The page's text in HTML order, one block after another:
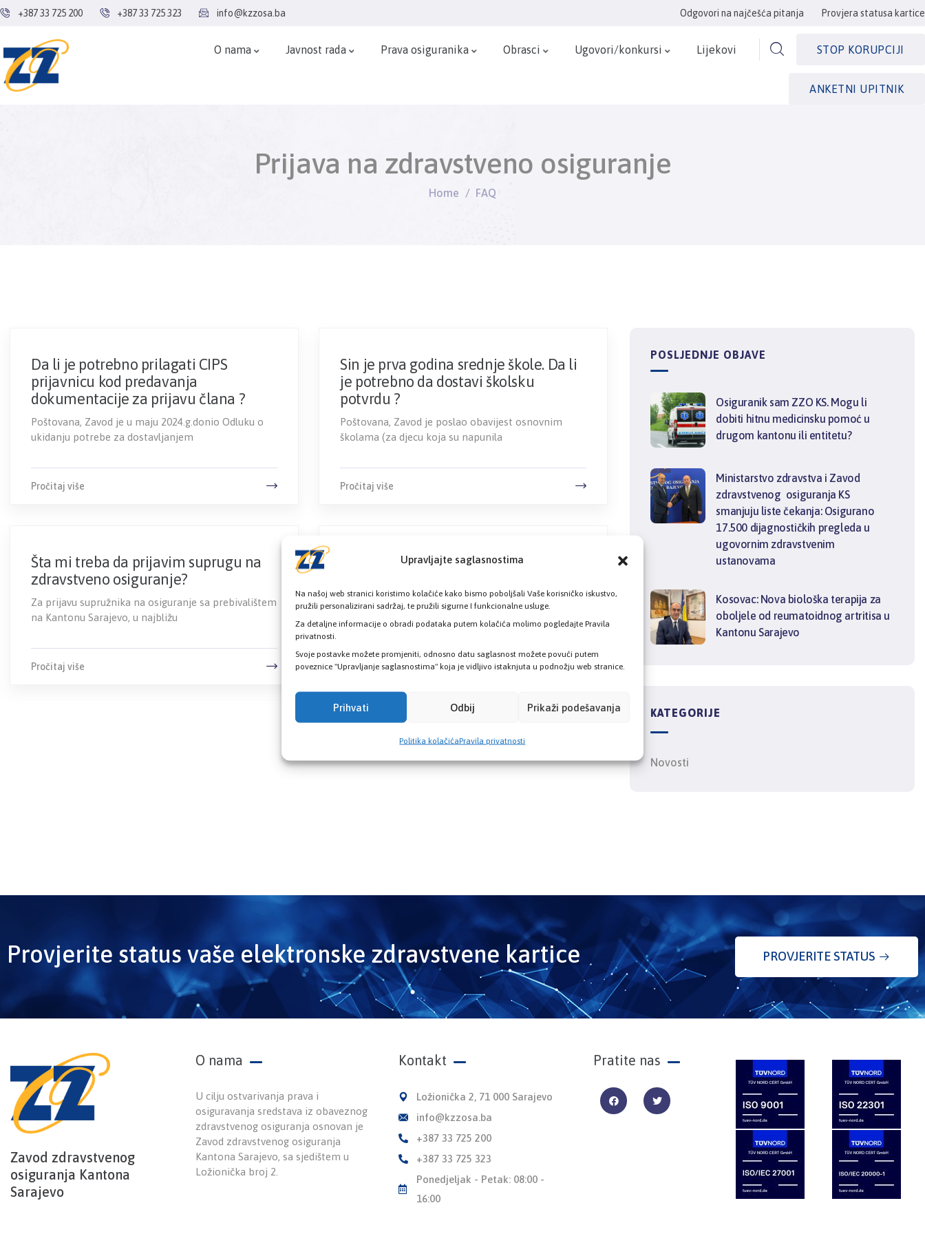
Upravljajte saglasnostima
Na našoj web stranici koristimo kolačiće kako bismo poboljšali Vaše korisničko iskustvo,
pružili personalizirani sadržaj, te pružili sigurne I funkcionalne usluge.
Za detaljne informacije o obradi podataka putem kolačića molimo pogledajte Pravila
privatnosti.
Svoje postavke možete promjeniti, odnosno datu saglasnost možete povući putem
poveznice "Upravljanje saglasnostima" koja je vidljivo istaknjuta u podnožju web stranice.
Prihvati Odbij Prikaži podešavanja
Politika kolačićaPravila privatnosti
+387 33 725 200 +387 33 725 323 info@kzzosa.ba Odgovori na najčešća pitanja Provjera statusa kartice
O nama Javnost rada Prava osiguranika Obrasci Ugovori/konkursi Lijekovi STOP KORUPCIJI
ANKETNI UPITNIK
Prijava na zdravstveno osiguranje
Home FAQ
Da li je potrebno prilagati CIPS
prijavnicu kod predavanja
dokumentacije za prijavu člana ?
Poštovana, Zavod je u maju 2024.g.donio Odluku o
ukidanju potrebe za dostavljanjem
Pročitaj više
Sin je prva godina srednje škole. Da li
je potrebno da dostavi školsku
potvrdu ?
Poštovana, Zavod je poslao obavijest osnovnim
školama (za djecu koja su napunila
Pročitaj više
Šta mi treba da prijavim suprugu na
zdravstveno osiguranje?
Za prijavu supružnika na osiguranje sa prebivalištem
na Kantonu Sarajevo, u najbližu
Pročitaj više
Zanima me koja je procedura prijave
osiguranje?
U najbližu Poslovnicu dostavljate obrazac ZO1 za
POSLJEDNJE OBJAVE
Osiguranik sam ZZO KS. Mogu li
dobiti hitnu medicinsku pomoć u
drugom kantonu ili entitetu?
Ministarstvo zdravstva i Zavod
zdravstvenog osiguranja KS
smanjuju liste čekanja: Osigurano
17.500 dijagnostičkih pregleda u
ugovornim zdravstvenim
ustanovama
Kosovac: Nova biološka terapija za
oboljele od reumatoidnog artritisa u
Kantonu Sarajevo
KATEGORIJE
Novosti
Provjerite status vaše elektronske zdravstvene kartice PROVJERITE STATUS
Zavod zdravstvenog
osiguranja Kantona
Sarajevo
O nama
U cilju ostvarivanja prava i
osiguravanja sredstava iz obaveznog
zdravstvenog osiguranja osnovan je
Zavod zdravstvenog osiguranja
Kantona Sarajevo, sa sjedištem u
Ložionička broj 2.
Kontakt
Ložionička 2, 71 000 Sarajevo
info@kzzosa.ba
+387 33 725 200
+387 33 725 323
Ponedjeljak - Petak: 08:00 -
16:00
Pratite nas